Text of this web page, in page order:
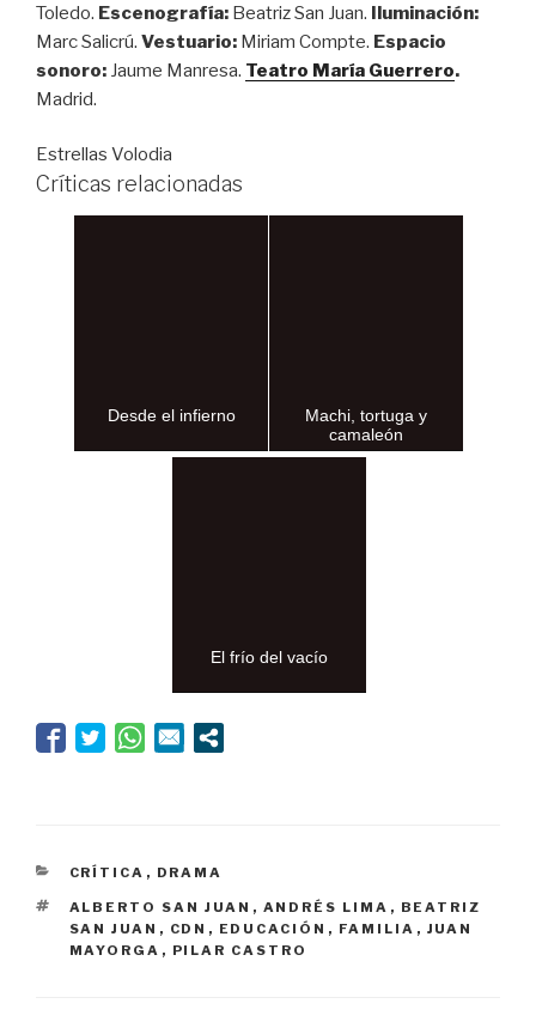
Toledo. Escenografía: Beatriz San Juan. Iluminación:
Marc Salicrú. Vestuario: Miriam Compte. Espacio
sonoro: Jaume Manresa. Teatro María Guerrero.
Madrid.
Estrellas Volodia
Críticas relacionadas
Desde el infierno
Machi, tortuga y
camaleón
El frío del vacío
CATEGORÍAS
CRÍTICA , DRAMA
ETIQUETAS
ALBERTO SAN JUAN , ANDRÉS LIMA , BEATRIZ
SAN JUAN , CDN , EDUCACIÓN , FAMILIA , JUAN
MAYORGA , PILAR CASTRO